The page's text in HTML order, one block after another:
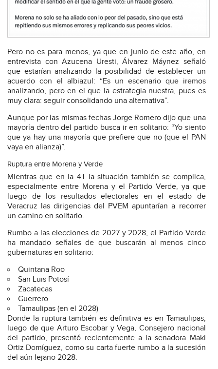
Pero no es para menos, ya que en junio de este año, en
entrevista con Azucena Uresti, Álvarez Máynez señaló
que estarían analizando la posibilidad de establecer un
acuerdo con el albiazul: “Es un escenario que iremos
analizando, pero en el que la estrategia nuestra, pues es
muy clara: seguir consolidando una alternativa”.
Aunque por las mismas fechas Jorge Romero dijo que una
mayoría dentro del partido busca ir en solitario: “Yo siento
que ya hay una mayoría que prefiere que no (que el PAN
vaya en alianza)”.
Ruptura entre Morena y Verde
Mientras que en la 4T la situación también se complica,
especialmente entre Morena y el Partido Verde, ya que
luego de los resultados electorales en el estado de
Veracruz las dirigencias del PVEM apuntarían a recorrer
un camino en solitario.
Rumbo a las elecciones de 2027 y 2028, el Partido Verde
ha mandado señales de que buscarán al menos cinco
gubernaturas en solitario:
Quintana Roo
San Luis Potosí
Zacatecas
Guerrero
Tamaulipas (en el 2028)
Donde la ruptura también es definitiva es en Tamaulipas,
luego de que Arturo Escobar y Vega, Consejero nacional
del partido, presentó recientemente a la senadora Maki
Ortiz Domíguez, como su carta fuerte rumbo a la sucesión
del aún lejano 2028.